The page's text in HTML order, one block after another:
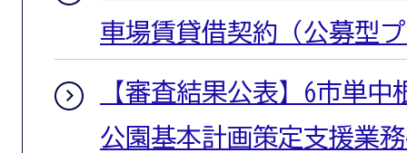
車場賃貸借契約（公募型
【審査結果公表】6市単
公園基本計画策定支援業